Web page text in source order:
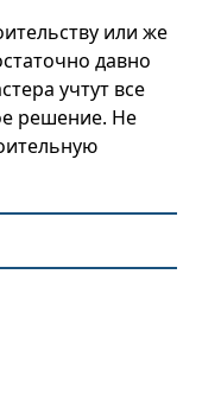
или же
давно
учтут все
решение. Не